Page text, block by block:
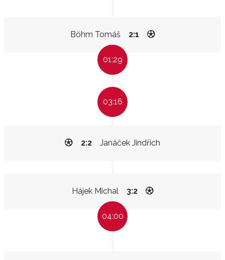
Böhm Tomáš 2:1
01:29
03:16
Janáček Jindřich
2:2
Hájek Michal 3:2
04:00